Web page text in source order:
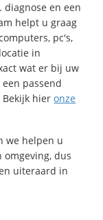
diagnose en een
helpt u graag
pc's,
in
wat er bij uw
passend
Bekijk hieronze
we helpen u
dus
uiteraard in